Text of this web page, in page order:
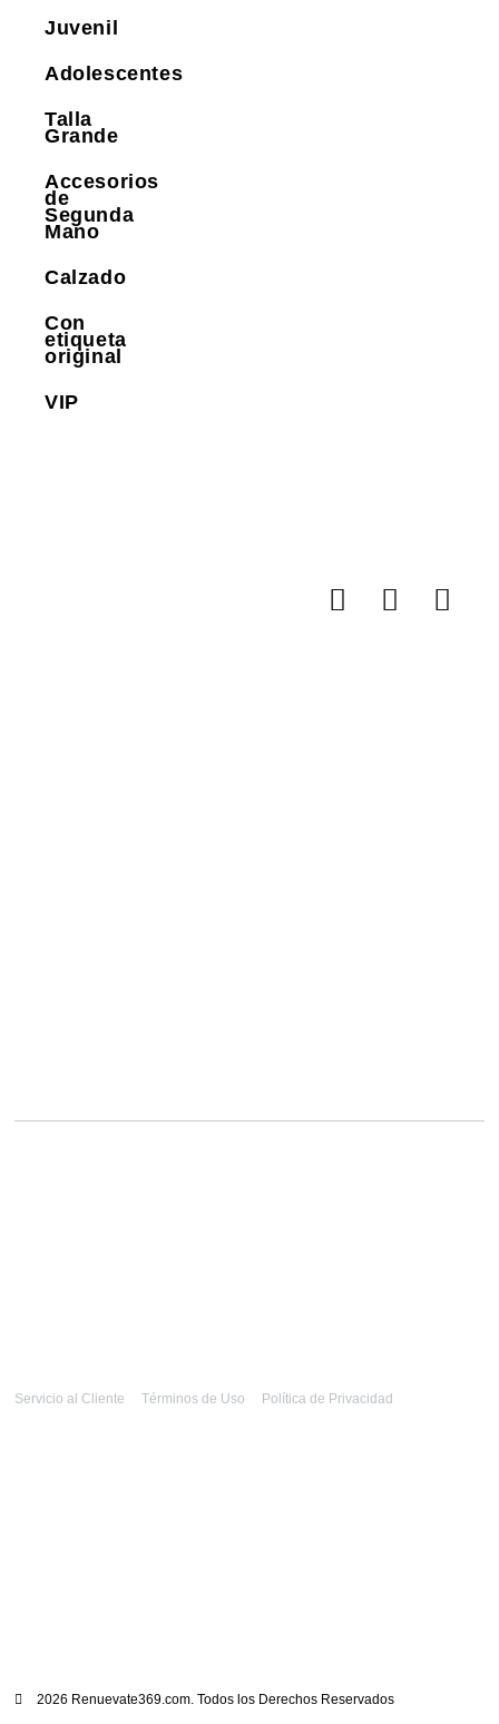
Juvenil
Adolescentes
Talla
Grande
Accesorios
de
Segunda
Mano
Calzado
Con
etiqueta
original
VIP
2026 Renuevate369.com. Todos los Derechos Reservados
Servicio al Cliente Términos de Uso Política de Privacidad